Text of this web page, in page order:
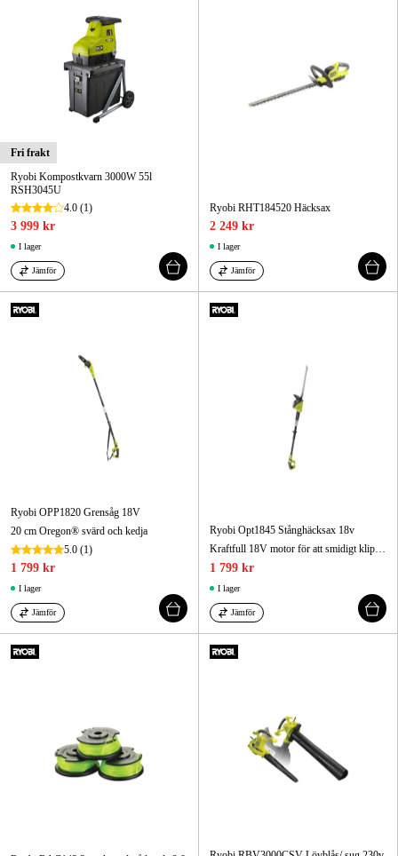
Fri frakt
Ryobi Kompostkvarn 3000W 55l
RSH3045U
4.0 (1)
3 999 kr
I lager
Jämför
Ryobi RHT184520 Häcksax
2 249 kr
I lager
Jämför
Ryobi OPP1820 Grensåg 18V
20 cm Oregon® svärd och kedja
5.0 (1)
1 799 kr
I lager
Jämför
Ryobi Opt1845 Stånghäcksax 18v
Kraftfull 18V motor för att smidigt klippa häckar och tjockare grenar
1 799 kr
I lager
Jämför